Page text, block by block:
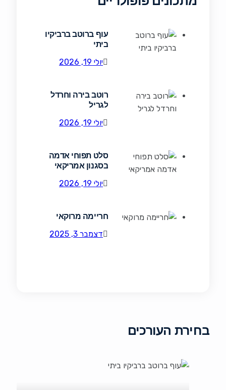
עוף ברוטב ברביקיו
ביתי
יולי 19, 2026
רוטב בירה וחרדל
לגריל
יולי 19, 2026
סלט תפוחי אדמה
בסגנון אמריקאי
יולי 19, 2026
חריימה מרוקאי
דצמבר 3, 2025
בחירת העורכים